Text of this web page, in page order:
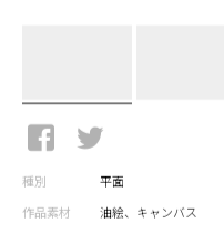
種別
平面
作品素材
油絵、キャンバス